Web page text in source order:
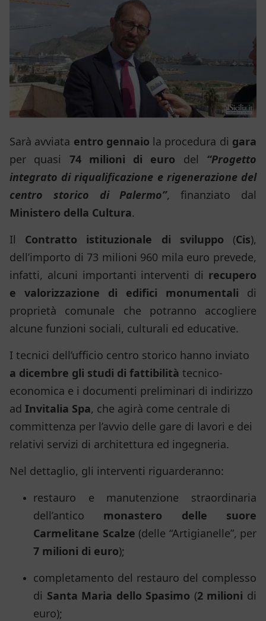
Sarà avviata entro gennaio la procedura di gara
per quasi 74 milioni di euro del “Progetto
integrato di riqualificazione e rigenerazione del
centro storico di Palermo”, finanziato dal
Ministero della Cultura.
Il Contratto istituzionale di sviluppo (Cis),
dell’importo di 73 milioni 960 mila euro prevede,
infatti, alcuni importanti interventi di recupero
e valorizzazione di edifici monumentali di
proprietà comunale che potranno accogliere
alcune funzioni sociali, culturali ed educative.
I tecnici dell’ufficio centro storico hanno inviato
a dicembre gli studi di fattibilità tecnico-
economica e i documenti preliminari di indirizzo
ad Invitalia Spa, che agirà come centrale di
committenza per l’avvio delle gare di lavori e dei
relativi servizi di architettura ed ingegneria.
Nel dettaglio, gli interventi riguarderanno:
restauro e manutenzione straordinaria
dell’antico monastero delle suore
Carmelitane Scalze (delle “Artigianelle”, per
7 milioni di euro);
completamento del restauro del complesso
di Santa Maria dello Spasimo (2 milioni di
euro);